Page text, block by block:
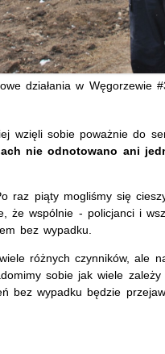
działania w Węgorzewie
wzięli sobie poważnie do
nie odnotowano ani
raz piąty mogliśmy się
że wspólnie - policjanci i
bez wypadku.
różnych czynników, ale
sobie jak wiele
bez wypadku będzie